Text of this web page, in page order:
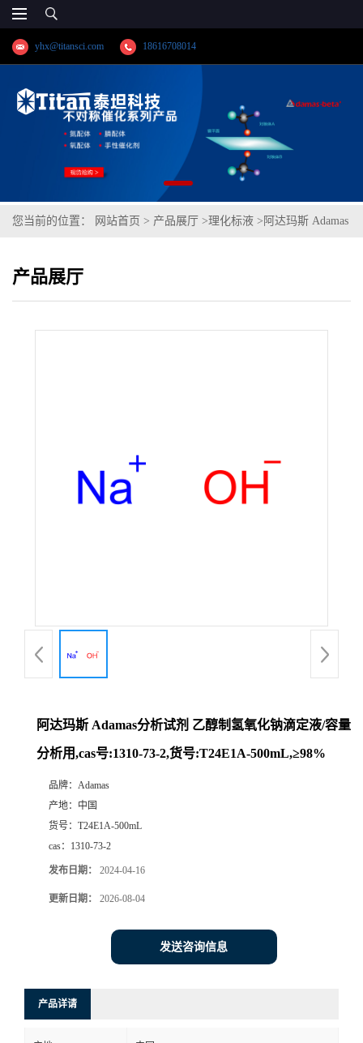
yhx@titansci.com 18616708014
您当前的位置： 网站首页 > 产品展厅 >理化标液 > 阿达玛斯 Adamas
号:T24E1A-500mL,≥98%
产品展厅
阿达玛斯 Adamas分析试剂 乙醇制氢氧化钠滴定液/容量
分析用,cas号:1310-73-2,货号:T24E1A-500mL,≥98%
品牌： Adamas
产地： 中国
货号： T24E1A-500mL
cas： 1310-73-2
发布日期： 2024-04-16
更新日期： 2026-08-04
发送咨询信息
产品详请